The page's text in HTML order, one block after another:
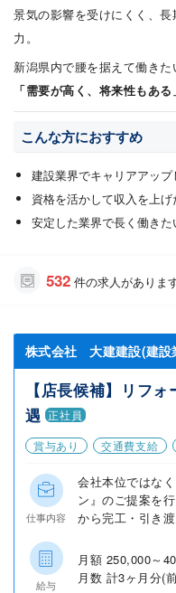
景気の影響を受けにくく、
力。
新潟県内で腰を据えて働きた
「需要が高く、将来性もあ
こんな方におすすめ
建設業界でキャリアアップ
資格を活かして収入を上げ
安定した業界で長く働きた
532 件の求人がありま
株式会社 大建建設(建設
【店長候補】リフ
遇 正社員
賞与あり
交通費支給
仕事内容
会社本位ではな
ン』のご提案を
から完工・引き
給与
月額 250,000
月数 計3ヶ月分(